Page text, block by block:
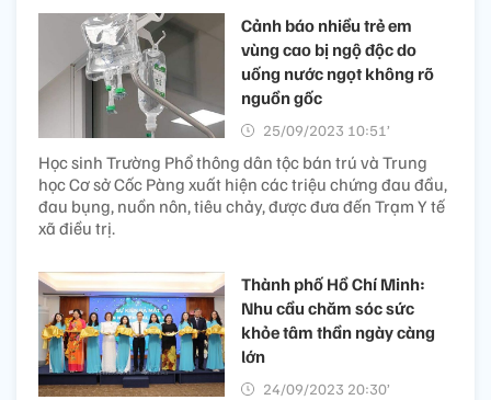
Cảnh báo nhiều trẻ em
vùng cao bị ngộ độc do
uống nước ngọt không rõ
nguồn gốc
25/09/2023 10:51’
Học sinh Trường Phổ thông dân tộc bán trú và Trung
học Cơ sở Cốc Pàng xuất hiện các triệu chứng đau đầu,
đau bụng, nuồn nôn, tiêu chảy, được đưa đến Trạm Y tế
xã điều trị.
Thành phố Hồ Chí Minh:
Nhu cầu chăm sóc sức
khỏe tâm thần ngày càng
lớn
24/09/2023 20:30’